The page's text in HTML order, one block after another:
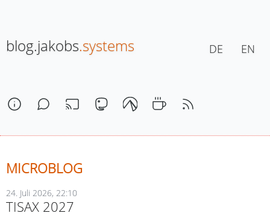
blog.jakobs.systems DE EN
MICROBLOG
24. Juli 2026, 22:10
TISAX 2027